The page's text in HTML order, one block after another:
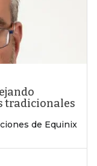
tradicionales
de Equinix